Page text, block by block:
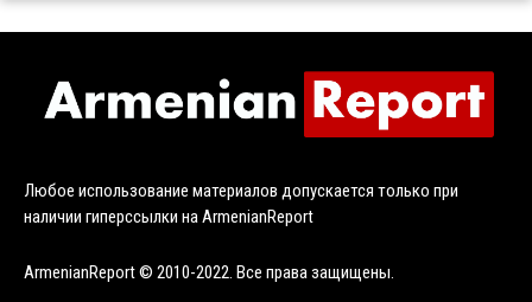
Любое использование материалов допускается только при
наличии гиперссылки на ArmenianReport
ArmenianReport © 2010-2022. Все права защищены.